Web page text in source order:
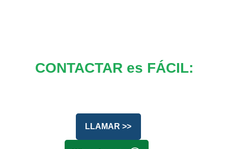
CONTACTAR es FÁCIL:
LLAMAR >>